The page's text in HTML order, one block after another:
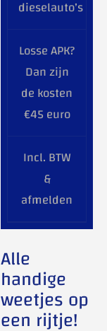
dieselauto’s
Losse APK?
Dan zijn
de kosten
€45 euro
Incl. BTW
&
afmelden
Alle
handige
weetjes op
een rijtje!